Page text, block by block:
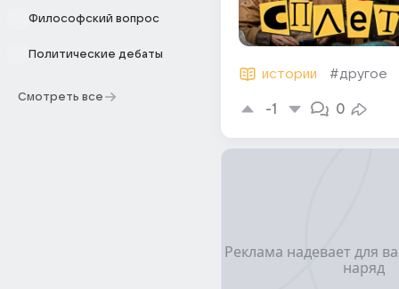
Философский вопрос
Политические дебаты
Смотреть все
истории #другое
-1 0